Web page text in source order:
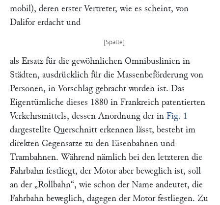
mobil), deren erster Vertreter, wie es scheint, von
Daliforerdacht und
als Ersatz für die gewöhnlichen Omnibuslinien in
Städten, ausdrücklich für die Massenbeförderung von
Personen, in Vorschlag gebracht worden ist. Das
Eigentümliche dieses 1880 in Frankreich patentierten
Verkehrsmittels, dessen Anordnung der in Fig. 1
dargestellte Querschnitt erkennen lässt, besteht im
direkten Gegensatze zu den Eisenbahnen und
Trambahnen. Während nämlich bei den letzteren die
Fahrbahn festliegt, der Motor aber beweglich ist, soll
an der „Rollbahn“, wie schon der Name andeutet, die
Fahrbahn beweglich, dagegen der Motor festliegen. Zu